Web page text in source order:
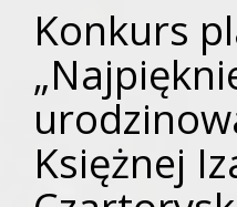
Konkurs
Księżnej